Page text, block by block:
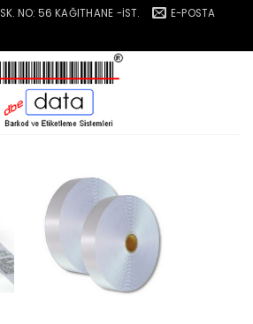
NO: 56 KAĞITHANE -İST.
E-POSTA